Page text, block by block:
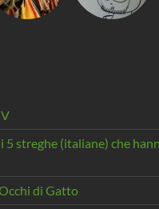
5 streghe (italiane) che
di Gatto